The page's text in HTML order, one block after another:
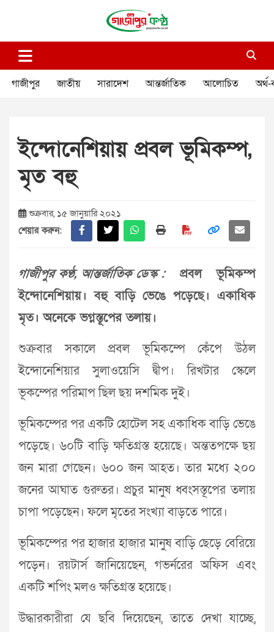
গাজীপুর কণ্ঠ
গাজীপুর জাতীয় সারাদেশ আন্তর্জাতিক আলোচিত অর্থ-
ইন্দোনেশিয়ায় প্রবল ভূমিকম্প,
মৃত বহু
শুক্রবার, ১৫ জানুয়ারি ২০২১
শেয়ার করুন:
গাজীপুর কণ্ঠ, আন্তর্জাতিক ডেস্ক :প্রবল ভূমিকম্প
ইন্দোনেশিয়ায়। বহু বাড়ি ভেঙে পড়েছে। একাধিক
মৃত। অনেকে ভগ্নস্তূপের তলায়।
শুক্রবার সকালে প্রবল ভূমিকম্পে কেঁপে উঠল
ইন্দোনেশিয়ার সুলাওয়েসি দ্বীপ। রিখটার স্কেলে
ভূকম্পের পরিমাপ ছিল ছয় দশমিক দুই।
ভূমিকম্পের পর একটি হোটেল সহ একাধিক বাড়ি ভেঙে
পড়েছে। ৬০টি বাড়ি ক্ষতিগ্রস্ত হয়েছে। অন্ততপক্ষে ছয়
জন মারা গেছেন। ৬০০ জন আহত। তার মধ্যে ২০০
জনের আঘাত গুরুতর। প্রচুর মানুষ ধ্বংসস্তূপের তলায়
চাপা পড়েছেন। ফলে মৃতের সংখ্যা বাড়তে পারে।
ভূমিকম্পের পর হাজার হাজার মানুষ বাড়ি ছেড়ে বেরিয়ে
পড়েন। রয়টার্স জানিয়েছেন, গভর্নরের অফিস এবং
একটি শপিং মলও ক্ষতিগ্রস্ত হয়েছে।
উদ্ধারকারীরা যে ছবি দিয়েছেন, তাতে দেখা যাচ্ছে,